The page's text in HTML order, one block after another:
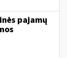
pajamų